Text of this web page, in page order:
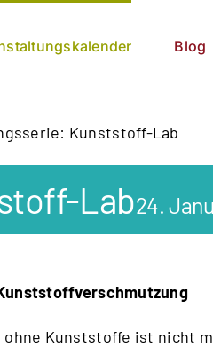
Blog
Kunststoff-Lab
Lab24.
ohne Kunststoffe ist nicht